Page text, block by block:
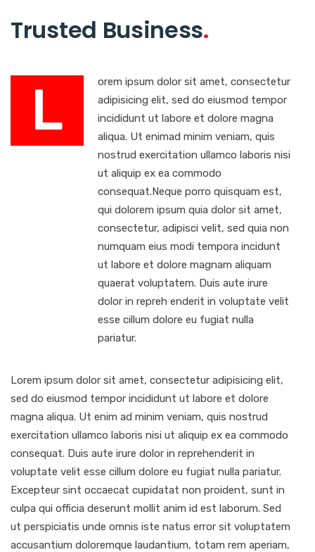
Trusted Business.
L
orem ipsum dolor sit amet, consectetur
adipisicing elit, sed do eiusmod tempor
incididunt ut labore et dolore magna
aliqua. Ut enimad minim veniam, quis
nostrud exercitation ullamco laboris nisi
ut aliquip ex ea commodo
consequat.Neque porro quisquam est,
qui dolorem ipsum quia dolor sit amet,
consectetur, adipisci velit, sed quia non
numquam eius modi tempora incidunt
ut labore et dolore magnam aliquam
quaerat voluptatem. Duis aute irure
dolor in repreh enderit in voluptate velit
esse cillum dolore eu fugiat nulla
pariatur.
Lorem ipsum dolor sit amet, consectetur adipisicing elit,
sed do eiusmod tempor incididunt ut labore et dolore
magna aliqua. Ut enim ad minim veniam, quis nostrud
exercitation ullamco laboris nisi ut aliquip ex ea commodo
consequat. Duis aute irure dolor in reprehenderit in
voluptate velit esse cillum dolore eu fugiat nulla pariatur.
Excepteur sint occaecat cupidatat non proident, sunt in
culpa qui officia deserunt mollit anim id est laborum. Sed
ut perspiciatis unde omnis iste natus error sit voluptatem
accusantium doloremque laudantium, totam rem aperiam,